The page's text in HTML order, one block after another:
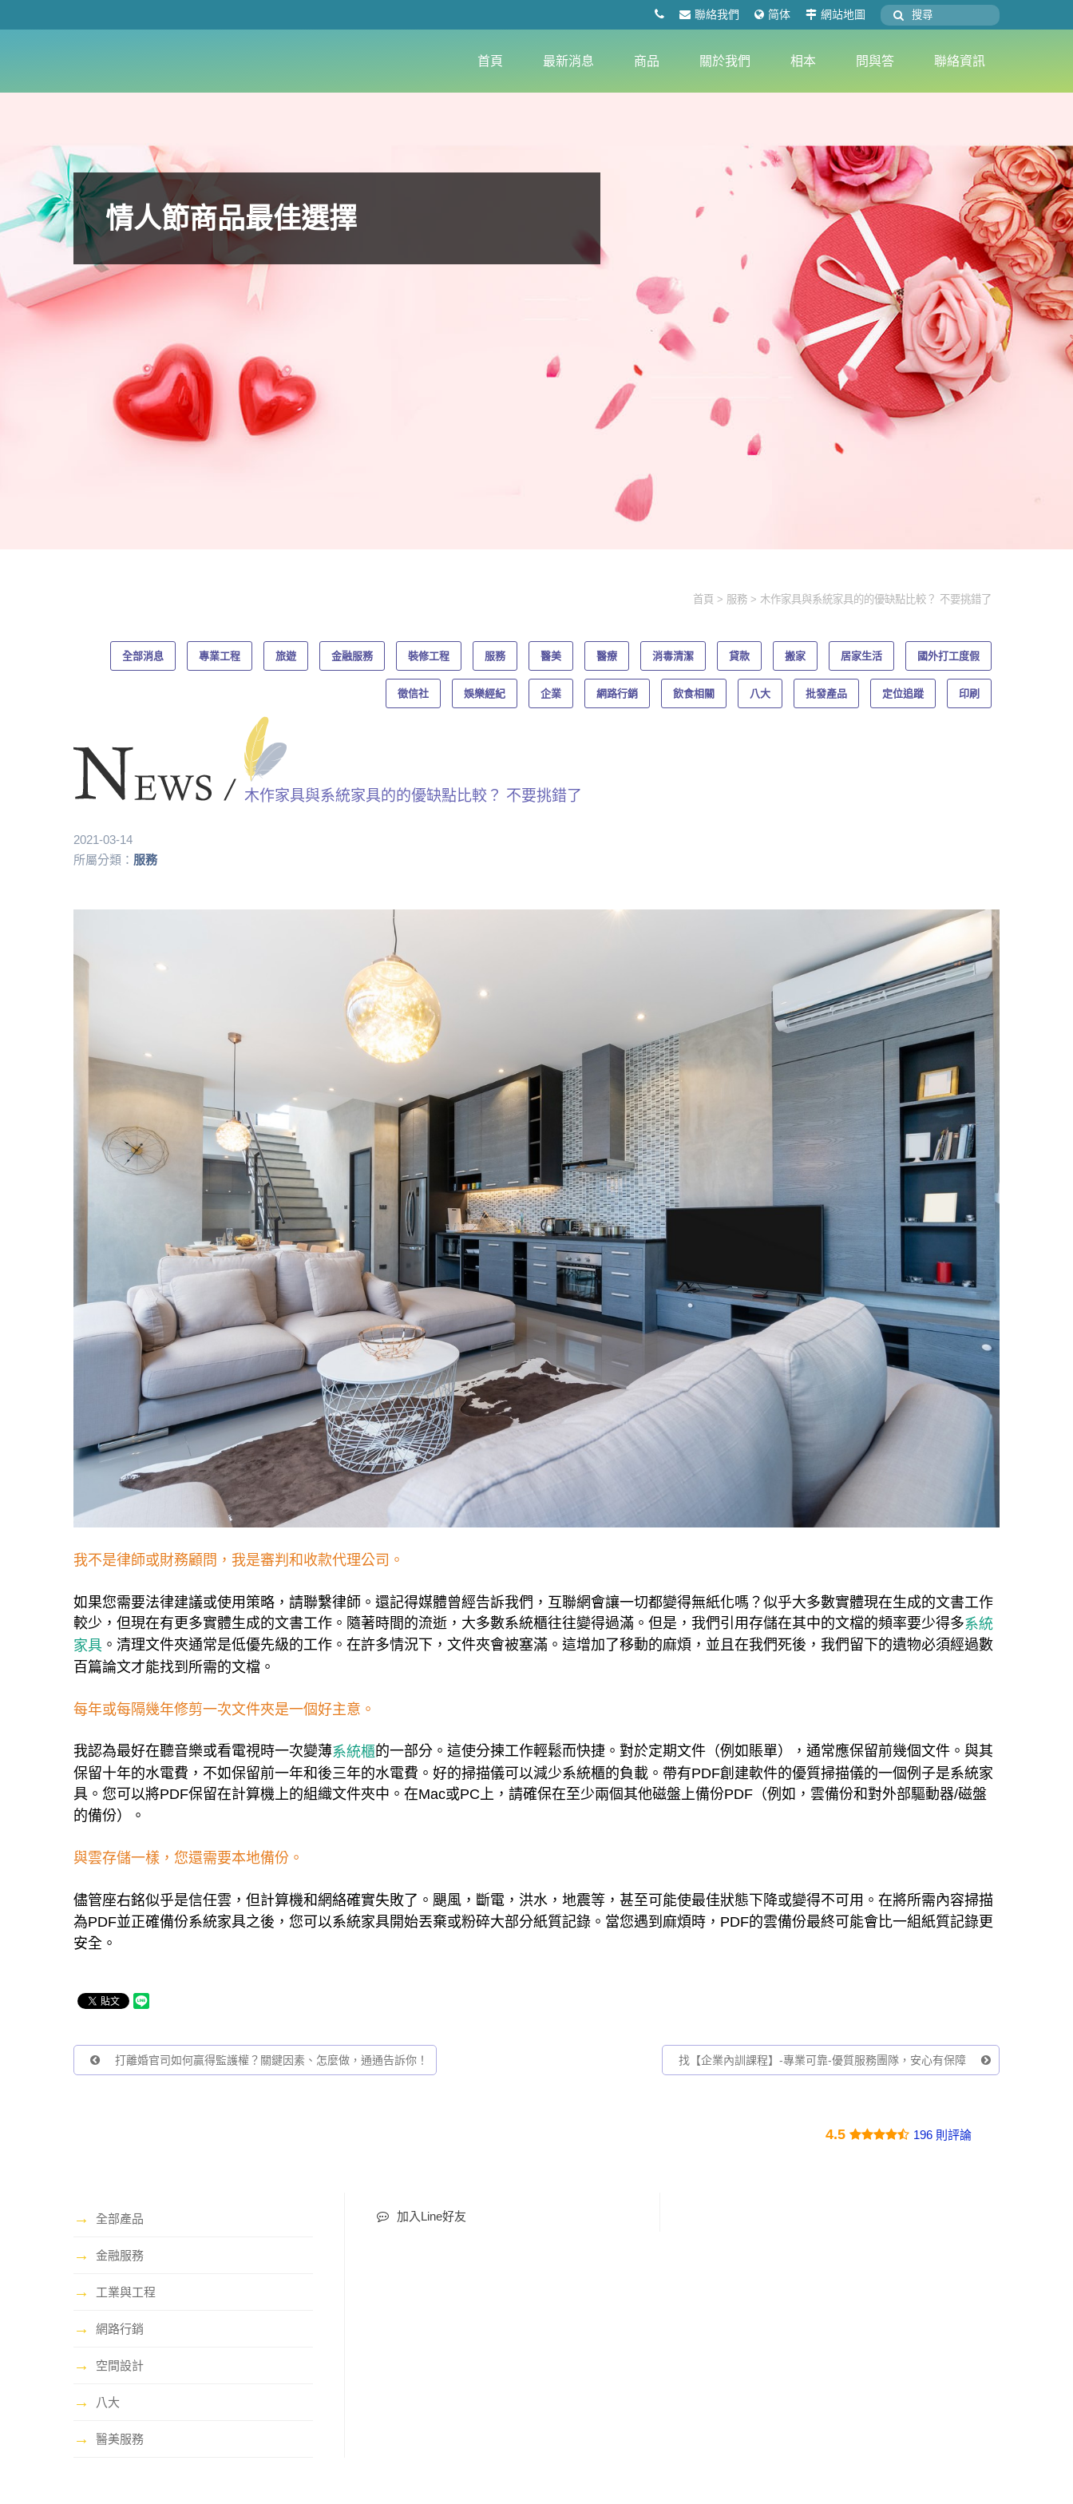
聯絡我們 简体 網站地圖
首頁 最新消息 商品 關於我們 相本 問與答 聯絡資訊
情人節商品最佳選擇
首頁 服務 木作家具與系統家具的的優缺點比較？ 不要挑錯了
全部消息 專業工程 旅遊 金融服務 裝修工程 服務 醫美 醫療 消毒清潔 貸款 搬家 居家生活 國外打工度假
徵信社 娛樂經紀 企業 網路行銷 飲食相關 八大 批發產品 定位追蹤 印刷
木作家具與系統家具的的優缺點比較？ 不要挑錯了
2021-03-14
所屬分類： 服務
我不是律師或財務顧問，我是審判和收款代理公司。
如果您需要法律建議或使用策略，請聯繫律師。還記得媒體曾經告訴我們，互聯網會讓一切都變得無紙化嗎？似乎大多數實體現在生成的文書工作
較少，但現在有更多實體生成的文書工作。隨著時間的流逝，大多數系統櫃往往變得過滿。但是，我們引用存儲在其中的文檔的頻率要少得多系統
家具 。清理文件夾通常是低優先級的工作。在許多情況下，文件夾會被塞滿。這增加了移動的麻煩，並且在我們死後，我們留下的遺物必須經過數
百篇論文才能找到所需的文檔。
每年或每隔幾年修剪一次文件夾是一個好主意。
我認為最好在聽音樂或看電視時一次變薄系統櫃的一部分。這使分揀工作輕鬆而快捷。對於定期文件（例如賬單），通常應保留前幾個文件。與其
保留十年的水電費，不如保留前一年和後三年的水電費。好的掃描儀可以減少系統櫃的負載。帶有PDF創建軟件的優質掃描儀的一個例子是系統家
具。您可以將PDF保留在計算機上的組織文件夾中。在Mac或PC上，請確保在至少兩個其他磁盤上備份PDF（例如，雲備份和對外部驅動器/磁盤
的備份）。
與雲存儲一樣，您還需要本地備份。
儘管座右銘似乎是信任雲，但計算機和網絡確實失敗了。颶風，斷電，洪水，地震等，甚至可能使最佳狀態下降或變得不可用。在將所需內容掃描
為PDF並正確備份系統家具之後，您可以系統家具開始丟棄或粉碎大部分紙質記錄。當您遇到麻煩時，PDF的雲備份最終可能會比一組紙質記錄更
安全。
打離婚官司如何贏得監護權？關鍵因素、怎麼做，通通告訴你！ 找【企業內訓課程】-專業可靠-優質服務團隊，安心有保障
4.5 196 則評論
→ 全部產品
→ 金融服務
→ 工業與工程
→ 網路行銷
→ 空間設計
→ 八大
→ 醫美服務
加入Line好友